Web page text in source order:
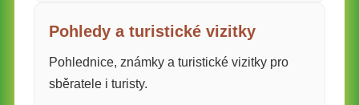
Pohledy a turistické vizitky
Pohlednice, známky a turistické vizitky pro
sběratele i turisty.